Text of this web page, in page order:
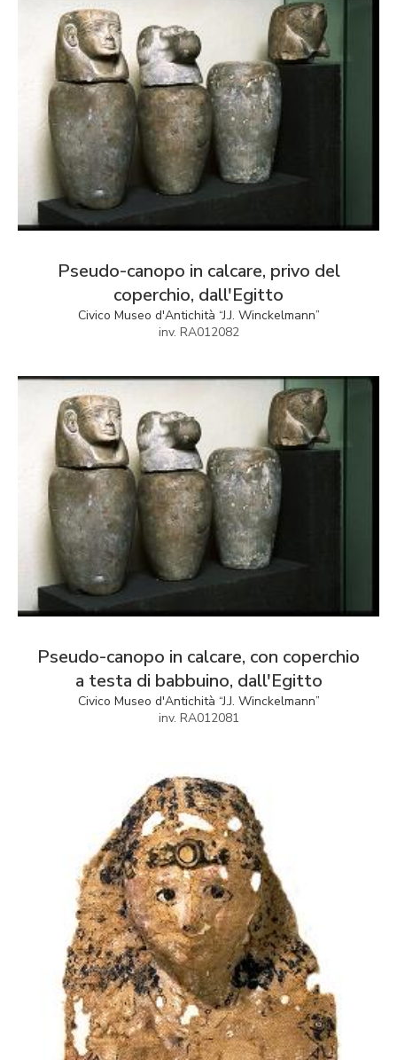
Pseudo-canopo in calcare, privo del
coperchio, dall'Egitto
Civico Museo d'Antichità “J.J. Winckelmann”
inv. RA012082
Pseudo-canopo in calcare, con coperchio
a testa di babbuino, dall'Egitto
Civico Museo d'Antichità “J.J. Winckelmann”
inv. RA012081